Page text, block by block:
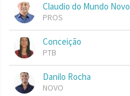
Claudio do Mundo Novo
PROS
Conceição
PTB
Danilo Rocha
NOVO